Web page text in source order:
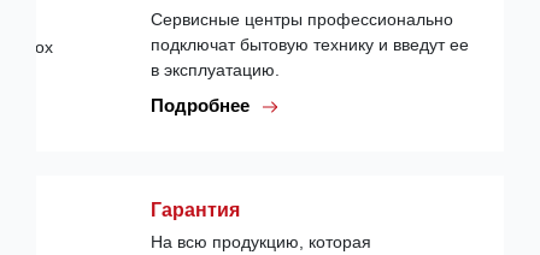
Сервисные центры профессионально
подключат бытовую технику и введут ее
в эксплуатацию.
Подробнее
Гарантия
На всю продукцию, которая